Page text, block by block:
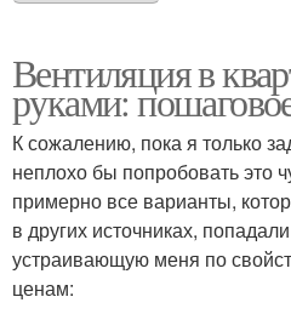
Вентиляция в
руками:
К сожалению, пока я только
неплохо бы попробовать это
примерно все варианты,
в других источниках,
устраивающую меня по
ценам: